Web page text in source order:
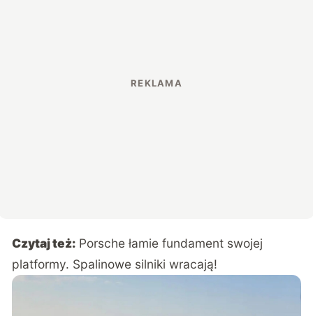
Czytaj też: Porsche łamie fundament swojej
platformy. Spalinowe silniki wracają!